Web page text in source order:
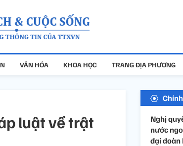
VĂN HÓA KHOA HỌC TRANG ĐỊA PHƯƠNG
luật về trật
Nghị
nước
đại đoàn